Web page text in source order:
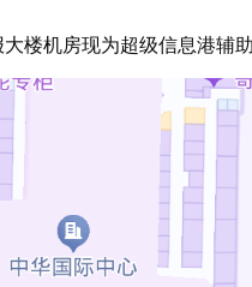
机房现为超级信息港辅助